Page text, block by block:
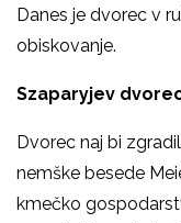
Danes je dvorec v
obiskovanje.
Szaparyjev
Dvorec naj bi
nemške besede
kmečko